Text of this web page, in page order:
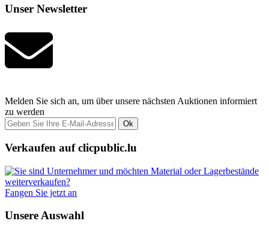
Unser Newsletter
Melden Sie sich an, um über unsere nächsten Auktionen informiert
zu werden
Ok
Verkaufen auf clicpublic.lu
Fangen Sie jetzt an
Unsere Auswahl